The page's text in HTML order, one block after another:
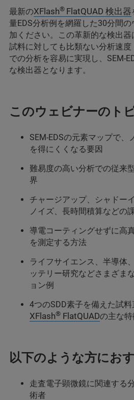
最新のXFlash® FlatQUAD 検出器
量EDS分析例を網羅した30分間
加ください。この革新的な検出
試料に対しても比類ない分析速
での分析を容易に実現し、SEM-
な検出器となります。
このウェビナーのト
SEM-EDSの元素マップで、
を得にくくなる要因
難易度の高い分析での従来
界
チャージアップ、シャドー
ノイズ、長時間積算などの
導電コーティングせずに高
を測定する方法
ライフサイエンス、半導体
ッテリー研究などさまざま
ョン例
4つのSDD素子を備えた試
XFlash® FlatQUADの主な
以下のような方にお
走査電子顕微鏡に関連する
術者